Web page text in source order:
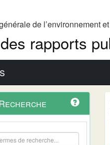
de l’environnement
rapports